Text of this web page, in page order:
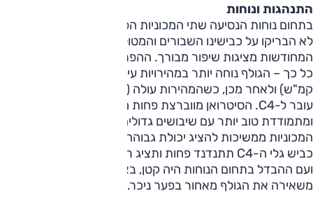
התנהגות ונוחות
בתחום נוחות הנסיעה שתי המכוניות הפתיעו: קודמותיהן בתפקיד
לא הבריקו על כבישינו השבורים והמטולאים, אבל הגרסאות
המחודשות מציגות שיפור מבורך. ההפרשים ביניהן אינם גדולים
עובר ל-C4. הסיטרואן מווברצת פחות מהגולף על שברים
ומתמודדת טוב יותר עם שיבושים גדולים. מחוץ לעיר שתי
המכוניות ממשיכות להציג יכולת גבוהה ודומה, אך בעומס על
כביש גלי ה-C4 תתנדנד פחות ותציג ריסון מרכב עדיף.
ועם ההבדל בתחום הנוחות היה קטן, בצד הדינאמי הסיטרואן כבר
משאירה את הגולף מאחור בפער ניכר. הגולף מהירה למדי,